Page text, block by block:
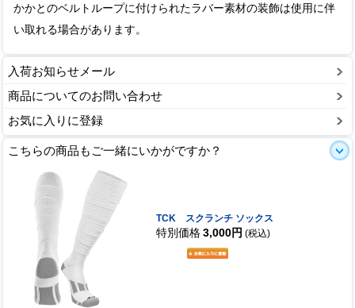
かかとのベルトループに付けられたラバー素材の装飾は使用に伴
い取れる場合があります。
入荷お知らせメール
商品についてのお問い合わせ
お気に入りに登録
こちらの商品もご一緒にいかがですか？
TCK スクランチ ソックス
特別価格 3,000円 (税込)